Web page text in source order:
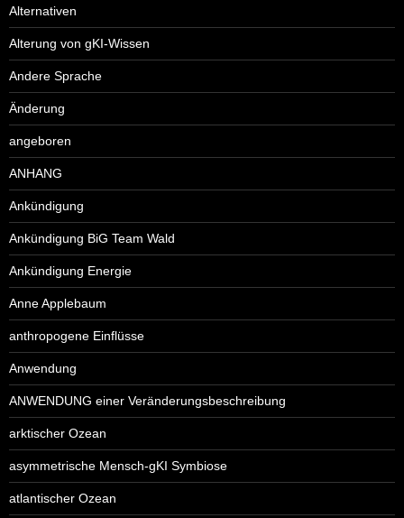
Alternativen
Alterung von gKI-Wissen
Andere Sprache
Änderung
angeboren
ANHANG
Ankündigung
Ankündigung BiG Team Wald
Ankündigung Energie
Anne Applebaum
anthropogene Einflüsse
Anwendung
ANWENDUNG einer Veränderungsbeschreibung
arktischer Ozean
asymmetrische Mensch-gKI Symbiose
atlantischer Ozean